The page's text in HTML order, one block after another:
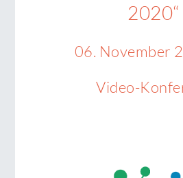
2020“
06. November
Video-